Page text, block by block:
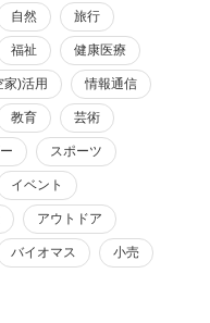
自然 旅行
福祉 健康医療
家)活用 情報通信
教育 芸術
スポーツ
イベント
アウトドア
バイオマス 小売